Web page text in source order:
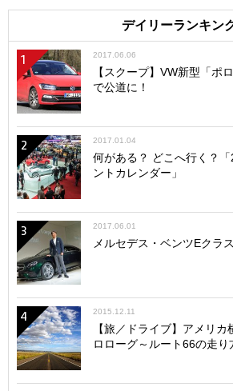
デイリーランキン
1 2017.06.06
【スクープ】VW新型「ポ
で公道に！
2 2017.01.04
何がある？ どこへ行く？
ントカレンダー」
3 2017.06.01
メルセデス・ベンツEクラ
4 2015.12.11
【旅／ドライブ】アメリ
ロローグ～ルート66の走り